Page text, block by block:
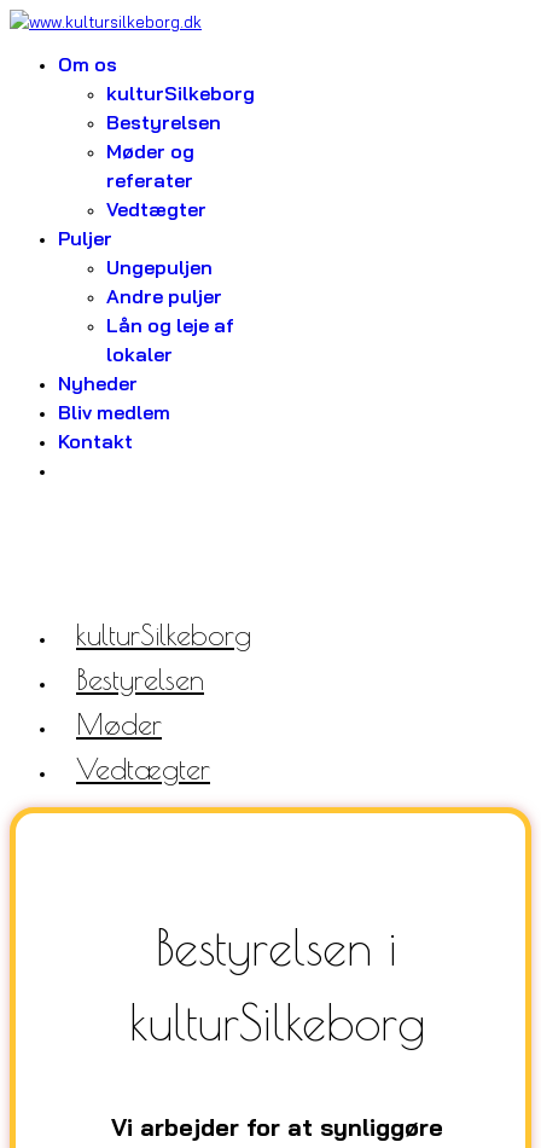
Om os
kulturSilkeborg
Bestyrelsen
Møder og
referater
Vedtægter
Puljer
Ungepuljen
Andre puljer
Lån og leje af
lokaler
Nyheder
Bliv medlem
Kontakt
kulturSilkeborg
Bestyrelsen
Møder
Vedtægter
Bestyrelsen i
kulturSilkeborg
Vi arbejder for at synliggøre